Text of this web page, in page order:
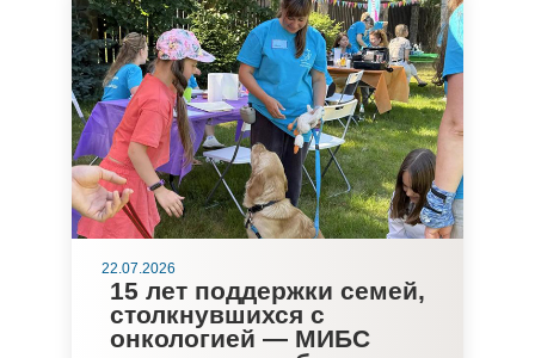
22.07.2026
15 лет поддержки семей,
столкнувшихся с
онкологией — МИБС